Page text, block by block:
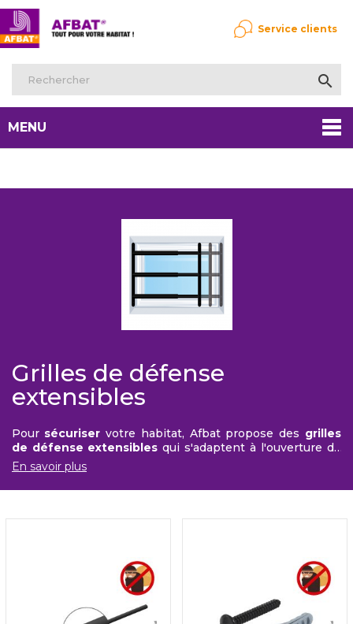

Service clients
MENU
Grilles de défense
extensibles
Pour sécuriser votre habitat, Afbat propose des grilles
de défense extensibles qui s'adaptent à l'ouverture de
vosfenêtres
ou trois barreaux
disponibles pour plus de sécurité tels que la barre en
En savoir plus